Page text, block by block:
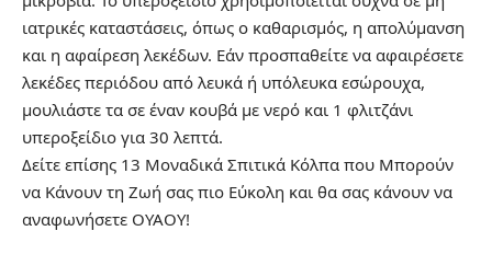
ιατρικές καταστάσεις, όπως ο καθαρισμός, η απολύμανση
και η αφαίρεση λεκέδων. Εάν προσπαθείτε να αφαιρέσετε
λεκέδες περιόδου από λευκά ή υπόλευκα εσώρουχα,
μουλιάστε τα σε έναν κουβά με νερό και 1 φλιτζάνι
υπεροξείδιο για 30 λεπτά.
Δείτε επίσης 13 Μοναδικά Σπιτικά Κόλπα που Μπορούν
να Κάνουν τη Ζωή σας πιο Εύκολη και θα σας κάνουν να
αναφωνήσετε ΟΥΑΟΥ!